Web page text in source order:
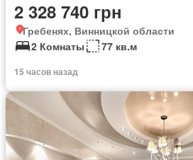
2 328 740 грн
Гребенях, Винницкой области
2 Комнаты
77 кв.м
15 часов назад